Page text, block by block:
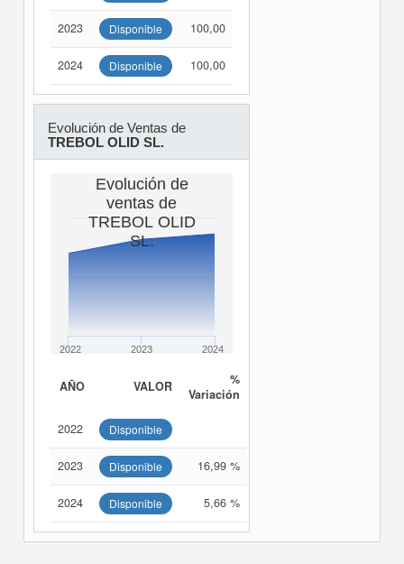
2023 Disponible 100,00
2024 Disponible 100,00
Evolución de Ventas de
TREBOL OLID SL.
Evolución de
ventas de
TREBOL OLID
SL.
2022 2023 2024
AÑO VALOR
%
Variación
2022 Disponible
2023 Disponible 16,99 %
2024 Disponible 5,66 %